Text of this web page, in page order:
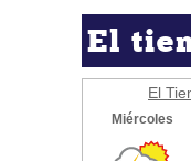
El
El